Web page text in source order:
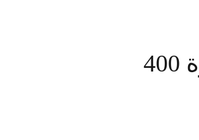
البيروتي فول حبه صغيرة 400